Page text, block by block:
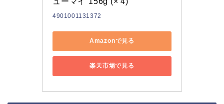
4901001131372
Amazonで見る
楽天市場で見る